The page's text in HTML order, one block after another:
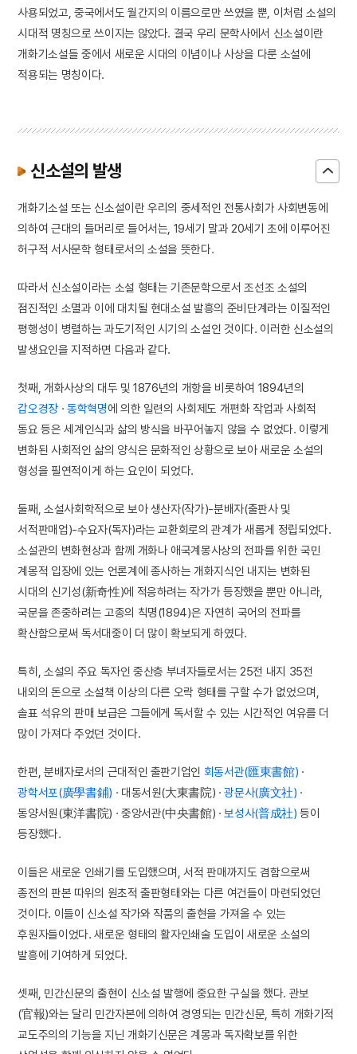
사용되었고, 중국에서도 월간지의 이름으로만 쓰였을 뿐, 이처럼 소설의
시대적 명칭으로 쓰이지는 않았다. 결국 우리 문학사에서 신소설이란
개화기소설들 중에서 새로운 시대의 이념이나 사상을 다룬 소설에
적용되는 명칭이다.
신소설의 발생
개화기소설 또는 신소설이란 우리의 중세적인 전통사회가 사회변동에
의하여 근대의 들머리로 들어서는, 19세기 말과 20세기 초에 이루어진
허구적 서사문학 형태로서의 소설을 뜻한다.
따라서 신소설이라는 소설 형태는 기존문학으로서 조선조 소설의
점진적인 소멸과 이에 대치될 현대소설 발흥의 준비단계라는 이질적인
평행성이 병렬하는 과도기적인 시기의 소설인 것이다. 이러한 신소설의
발생요인을 지적하면 다음과 같다.
첫째, 개화사상의 대두 및 1876년의 개항을 비롯하여 1894년의
갑오경장 · 동학혁명에 의한 일련의 사회제도 개편화 작업과 사회적
동요 등은 세계인식과 삶의 방식을 바꾸어놓지 않을 수 없었다. 이렇게
변화된 사회적인 삶의 양식은 문화적인 상황으로 보아 새로운 소설의
형성을 필연적이게 하는 요인이 되었다.
둘째, 소설사회학적으로 보아 생산자(작가)-분배자(출판사 및
서적판매업)-수요자(독자)라는 교환회로의 관계가 새롭게 정립되었다.
소설관의 변화현상과 함께 개화나 애국계몽사상의 전파를 위한 국민
계몽적 입장에 있는 언론계에 종사하는 개화지식인 내지는 변화된
시대의 신기성(新奇性)에 적응하려는 작가가 등장했을 뿐만 아니라,
국문을 존중하려는 고종의 칙명(1894)은 자연히 국어의 전파를
확산함으로써 독서대중이 더 많이 확보되게 하였다.
특히, 소설의 주요 독자인 중산층 부녀자들로서는 25전 내지 35전
내외의 돈으로 소설책 이상의 다른 오락 형태를 구할 수가 없었으며,
솔표 석유의 판매 보급은 그들에게 독서할 수 있는 시간적인 여유를 더
많이 가져다 주었던 것이다.
한편, 분배자로서의 근대적인 출판기업인 회동서관(匯東書館) ·
광학서포(廣學書鋪) · 대동서원(大東書院) ·광문사(廣文社) ·
동양서원(東洋書院) · 중앙서관(中央書館) · 보성사(普成社) 등이
등장했다.
이들은 새로운 인쇄기를 도입했으며, 서적 판매까지도 겸함으로써
종전의 판본 따위의 원초적 출판형태와는 다른 여건들이 마련되었던
것이다. 이들이 신소설 작가와 작품의 출현을 가져올 수 있는
후원자들이었다. 새로운 형태의 활자인쇄술 도입이 새로운 소설의
발흥에 기여하게 되었다.
셋째, 민간신문의 출현이 신소설 발행에 중요한 구실을 했다. 관보
(官報)와는 달리 민간자본에 의하여 경영되는 민간신문, 특히 개화기적
교도주의의 기능을 지닌 개화기신문은 계몽과 독자확보를 위한